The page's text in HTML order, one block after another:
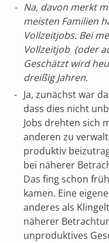
Na, davon merkt
meisten Familien
Vollzeitjobs. Bei
Vollzeitjob (oder
Geschätzt wird
dreißig Jahren.
Ja, zunächst war
dass dies nicht
Jobs drehten sich
anderen zu
produktiv
bei näherer
Das fing schon
kamen. Eine
anderes als
näherer
unproduktives